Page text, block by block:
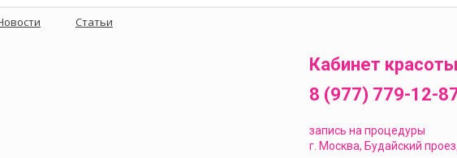
Статьи
Кабинет красоты
8 (977) 779-12-
запись на процедуры
г. Москва, Будайский